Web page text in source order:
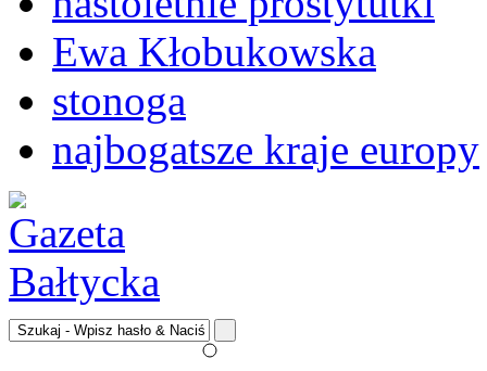
Ewa Kłobukowska
stonoga
najbogatsze kraje europy